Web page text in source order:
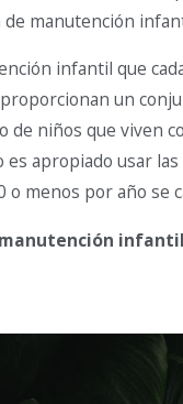
manutención
infantil que
proporcionan un
niños que viven
apropiado usar
menos por año se